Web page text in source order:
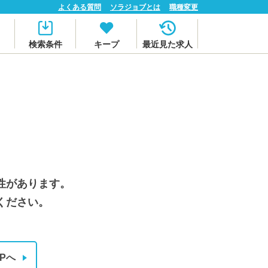
よくある質問 ソラジョブとは 職種変更
検索条件 キープ 最近見た求人
あります。
さい。
へ